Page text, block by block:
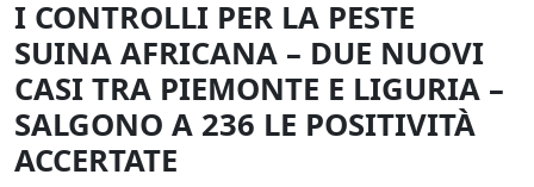
I CONTROLLI PER LA PESTE
SUINA AFRICANA – DUE NUOVI
CASI TRA PIEMONTE E LIGURIA –
SALGONO A 236 LE POSITIVITÀ
ACCERTATE